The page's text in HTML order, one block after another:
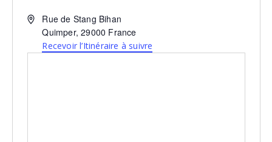
AdresseRue de Stang Bihan
Quimper, 29000 France
Recevoir l’Itinéraire à suivre